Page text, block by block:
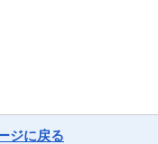
ジに戻る